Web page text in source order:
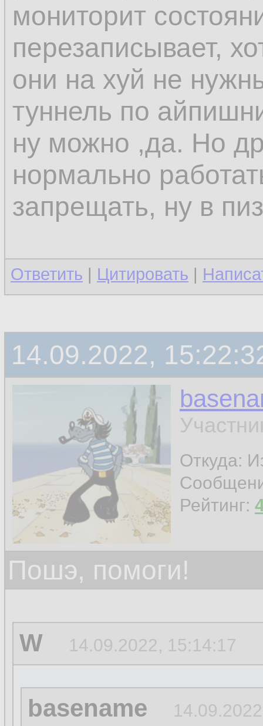
мониторит
перезаписывает,
они на хуй не
туннель по
ну можно ,да. Но
нормально
запрещать, ну в
Ответить | Цитировать |
14.09.2022,
Откуда:
Рейтинг:
Пошэ, помоги!
W 14.09.2022, 15:14:17
basename